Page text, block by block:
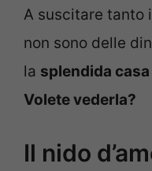
A suscitare tanto
non sono delle
la splendida casa
Volete vederla?
Il nido